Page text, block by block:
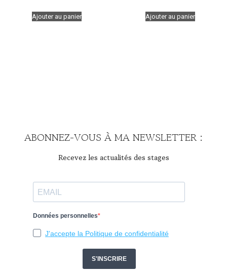
Ajouter au panier Ajouter au panier
ABONNEZ-VOUS À MA NEWSLETTER :
Recevez les actualités des stages